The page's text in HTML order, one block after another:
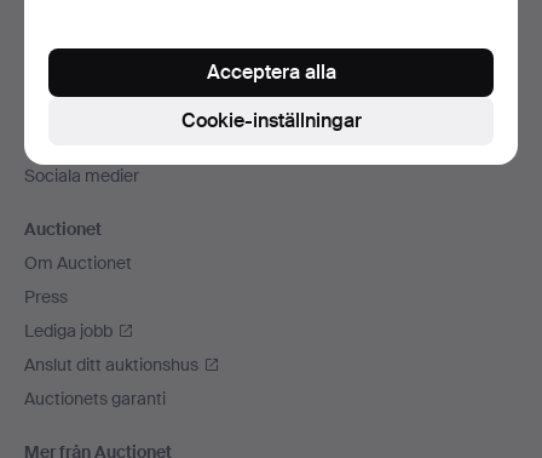
Sociala medier
Auctionet
Om Auctionet
Press
Lediga jobb
Anslut ditt auktionshus
Auctionets garanti
Mer från Auctionet
Cookie-inställningar
Acceptera alla